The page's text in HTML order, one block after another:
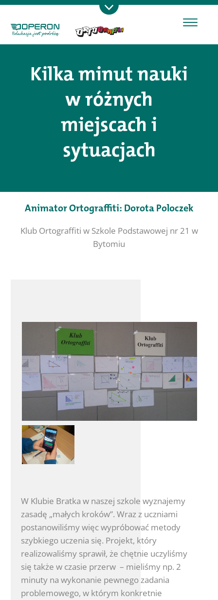
Kilka minut nauki
w różnych
miejscach i
sytuacjach
Animator Ortograffiti: Dorota Poloczek
Klub Ortograffiti w Szkole Podstawowej nr 21 w
Bytomiu
W Klubie Bratka w naszej szkole wyznajemy
zasadę „małych kroków”. Wraz z uczniami
postanowiliśmy więc wypróbować metody
szybkiego uczenia się. Projekt, który
realizowaliśmy sprawił, że chętnie uczyliśmy
się także w czasie przerw – mieliśmy np. 2
minuty na wykonanie pewnego zadania
problemowego, w którym konkretnie